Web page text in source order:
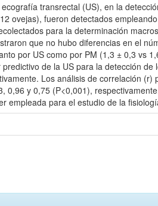
transrectal (US), en la
ovejas), fueron detectados
para la determinación
que no hubo diferencias en el
por US como por PM (1,3 ± 0,3 vs
de la US para la detección
Los análisis de correlación
y 0,75 (P<0,001),
empleada para el estudio de la